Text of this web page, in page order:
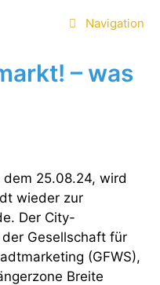
Navigation
– was
dem 25.08.24, wird
wieder zur
Der City-
Gesellschaft für
(GFWS),
Breite